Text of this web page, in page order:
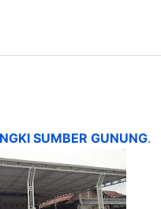
SUMBER GUNUNG.